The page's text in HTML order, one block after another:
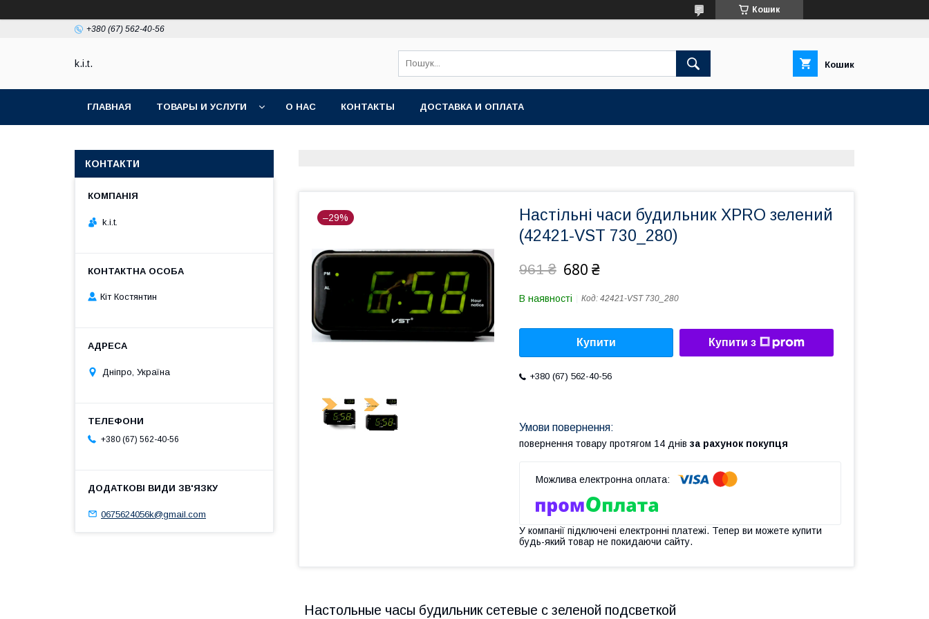
Кошик
+380 (67) 562-40-56
k.i.t. Кошик
ГЛАВНАЯ ТОВАРЫ И УСЛУГИ О НАС КОНТАКТЫ ДОСТАВКА И ОПЛАТА
–29%
Настільні часи будильник XPRO зелений
(42421-VST 730_280)
961 ₴ 680 ₴
В наявності Код: 42421-VST 730_280
Купити Купити з
+380 (67) 562-40-56
повернення товару протягом 14 днів за рахунок покупця
У компанії підключені електронні платежі. Тепер ви можете купити
будь-який товар не покидаючи сайту.
Настольные часы будильник сетевые с зеленой подсветкой
КОНТАКТИ
k.i.t.
Кіт Костянтин
Дніпро, Україна
+380 (67) 562-40-56
0675624056k@gmail.com